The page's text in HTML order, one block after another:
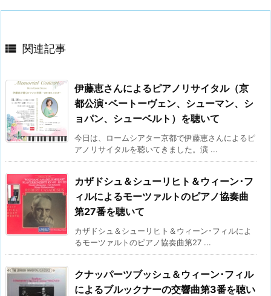
 関連記事
伊藤恵さんによるピアノリサイタル（京
都公演･ベートーヴェン、シューマン、シ
ョパン、シューベルト）を聴いて
今日は、ロームシアター京都で伊藤恵さんによるピ
アノリサイタルを聴いてきました。演 ...
カザドシュ＆シューリヒト＆ウィーン･フ
ィルによるモーツァルトのピアノ協奏曲
第27番を聴いて
カザドシュ＆シューリヒト＆ウィーン･フィルによ
るモーツァルトのピアノ協奏曲第27 ...
クナッパーツブッシュ＆ウィーン･フィル
によるブルックナーの交響曲第3番を聴い